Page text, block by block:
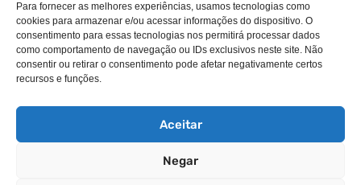
Para fornecer as melhores experiências, usamos tecnologias como
cookies para armazenar e/ou acessar informações do dispositivo. O
consentimento para essas tecnologias nos permitirá processar dados
como comportamento de navegação ou IDs exclusivos neste site. Não
consentir ou retirar o consentimento pode afetar negativamente certos
recursos e funções.
Aceitar
Negar
livehack.link/cp_errordocument.shtml (port 443)